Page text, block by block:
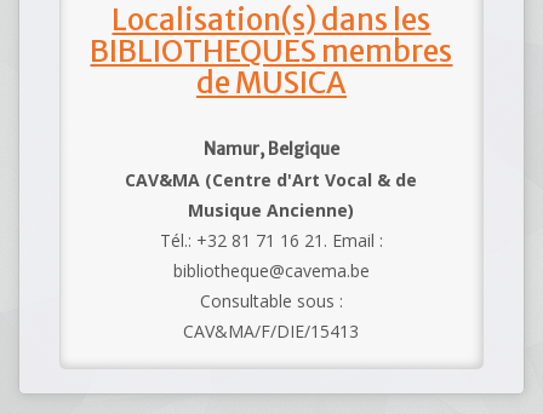
Localisation(s) dans les
BIBLIOTHEQUES membres
de MUSICA
Namur, Belgique
CAV&MA (Centre d'Art Vocal & de
Musique Ancienne)
Tél.: +32 81 71 16 21. Email :
bibliotheque@cavema.be
Consultable sous :
CAV&MA/F/DIE/15413